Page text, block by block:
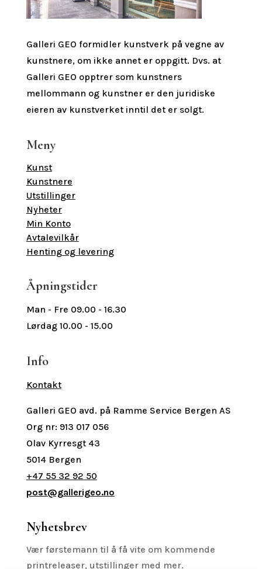
Galleri GEO formidler kunstverk på vegne av
kunstnere, om ikke annet er oppgitt. Dvs. at
Galleri GEO opptrer som kunstners
mellommann og kunstner er den juridiske
eieren av kunstverket inntil det er solgt.
Meny
Kunst
Kunstnere
Utstillinger
Nyheter
Min Konto
Avtalevilkår
Henting og levering
Åpningstider
Man - Fre 09.00 - 16.30
Lørdag 10.00 - 15.00
Info
Kontakt
Galleri GEO avd. på Ramme Service Bergen AS
Org nr: 913 017 056
Olav Kyrresgt 43
5014 Bergen
+47 55 32 92 50
post@gallerigeo.no
Nyhetsbrev
Vær førstemann til å få vite om kommende
printreleaser, utstillinger med mer.